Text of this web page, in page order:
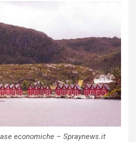
economiche – Spraynews.it